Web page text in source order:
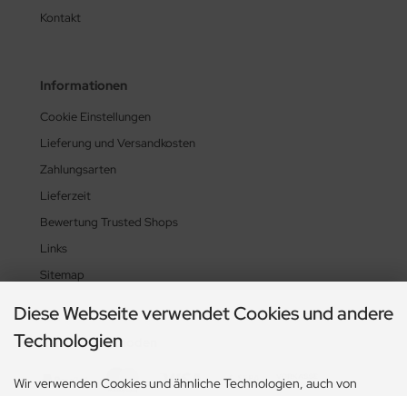
Kontakt
Informationen
Cookie Einstellungen
Lieferung und Versandkosten
Zahlungsarten
Lieferzeit
Bewertung Trusted Shops
Links
Sitemap
Zahlungsmethoden
Diese Webseite verwendet Cookies und andere
Technologien
Wir verwenden Cookies und ähnliche Technologien, auch von